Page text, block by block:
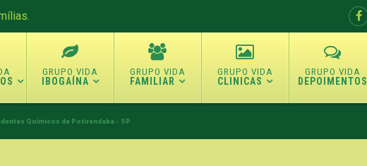
IBOGAÍNA FAMILIAR CLINICAS DEPOIMENTOS
Químicos de Potirendaba - SP